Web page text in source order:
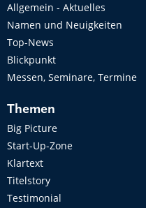
Allgemein - Aktuelles
Namen und Neuigkeiten
Top-News
Blickpunkt
Messen, Seminare, Termine
Themen
Big Picture
Start-Up-Zone
Klartext
Titelstory
Testimonial